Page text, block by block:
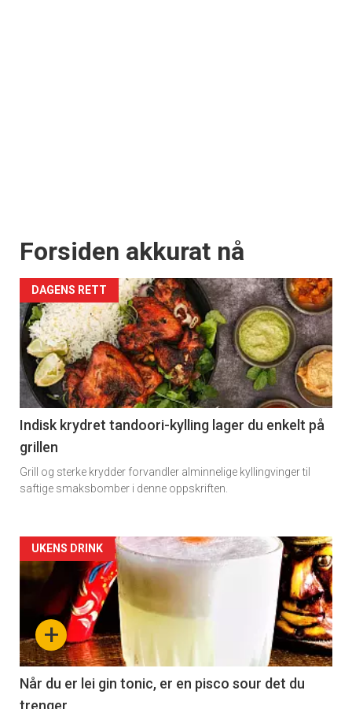
Forsiden akkurat nå
DAGENS RETT
Indisk krydret tandoori-kylling lager du enkelt på
grillen
Grill og sterke krydder forvandler alminnelige kyllingvinger til
saftige smaksbomber i denne oppskriften.
Forsiden
akkurat
nå
-
2
+
UKENS DRINK
Når du er lei gin tonic, er en pisco sour det du
trenger